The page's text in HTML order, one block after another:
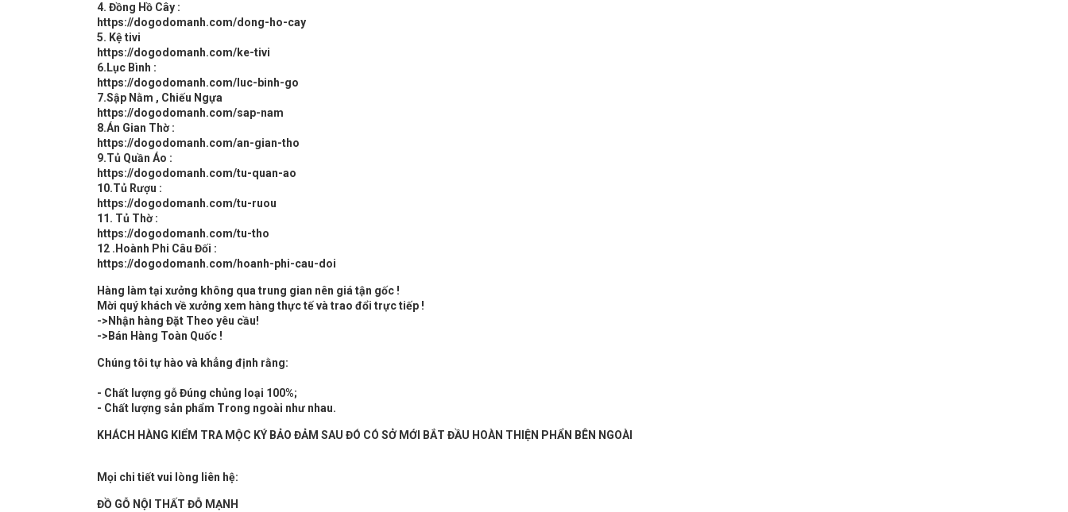
4. Đồng Hồ Cây :
https://dogodomanh.com/dong-ho-cay
5. Kệ tivi
https://dogodomanh.com/ke-tivi
6.Lục Bình :
https://dogodomanh.com/luc-binh-go
7.Sập Nằm , Chiếu Ngựa
https://dogodomanh.com/sap-nam
8.Án Gian Thờ :
https://dogodomanh.com/an-gian-tho
9.Tủ Quần Áo :
https://dogodomanh.com/tu-quan-ao
10.Tủ Rượu :
https://dogodomanh.com/tu-ruou
11. Tủ Thờ :
https://dogodomanh.com/tu-tho
12 .Hoành Phi Câu Đối :
https://dogodomanh.com/hoanh-phi-cau-doi
Hàng làm tại xưởng không qua trung gian nên giá tận gốc !
Mời quý khách về xưởng xem hàng thực tế và trao đổi trực tiếp !
->Nhận hàng Đặt Theo yêu cầu!
->Bán Hàng Toàn Quốc !
Chúng tôi tự hào và khẳng định rằng:
- Chất lượng gỗ Đúng chủng loại 100%;
- Chất lượng sản phẩm Trong ngoài như nhau.
KHÁCH HÀNG KIỂM TRA MỘC KÝ BẢO ĐẢM SAU ĐÓ CÓ SỞ MỚI BẮT ĐẦU HOÀN THIỆN PHẨN BÊN NGOÀI
Mọi chi tiết vui lòng liên hệ:
ĐỒ GỖ NỘI THẤT ĐỖ MẠNH